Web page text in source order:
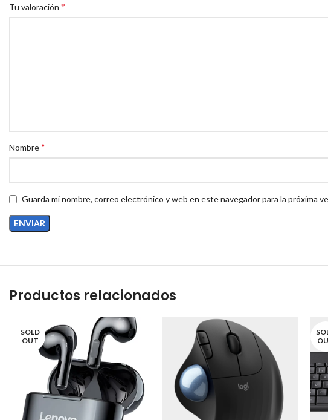
Tu valoración *
Nombre*
Guarda mi nombre, correo electrónico y web en este navegador para la próxima
Productos relacionados
SOLD
OUT